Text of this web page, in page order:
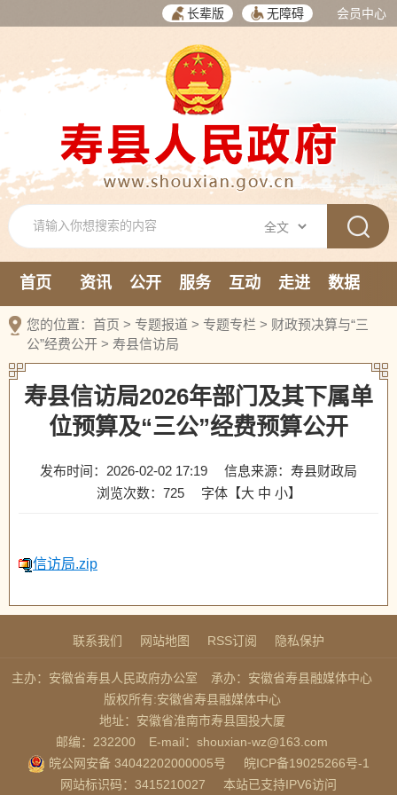
长辈版 无障碍 会员中心
首页 资讯 公开 服务 互动 走进
数据
新媒体
您的位置： 首页 > 专题报道 > 专题专栏 > 财政预决算与“三
公”经费公开 > 寿县信访局
寿县信访局2026年部门及其下属单
位预算及“三公”经费预算公开
发布时间：2026-02-02 17:19
信息来源：寿县财政局
浏览次数： 725 字体【大 中 小】
信访局.zip
联系我们 网站地图 RSS订阅 隐私保护
主办：安徽省寿县人民政府办公室
承办：安徽省寿县融媒体中心
版权所有:安徽省寿县融媒体中心
地址：安徽省淮南市寿县国投大厦
邮编：232200
E-mail：shouxian-wz@163.com
皖公网安备 34042202000005号
皖ICP备19025266号-1
网站标识码：3415210027
本站已支持IPV6访问